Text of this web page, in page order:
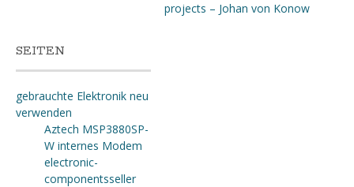
projects – Johan von Konow
SEITEN
gebrauchte Elektronik neu
verwenden
Aztech MSP3880SP-
W internes Modem
electronic-
componentsseller